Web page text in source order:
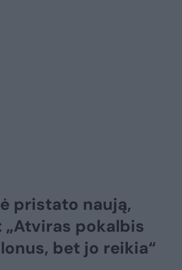
pristato naują,
pokalbis
bet jo reikia“